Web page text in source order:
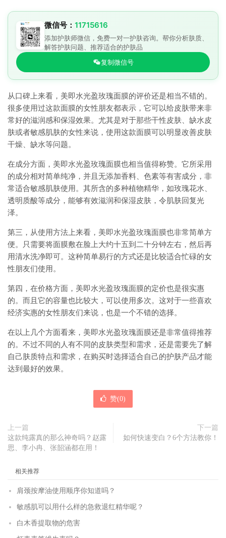
微信号： 11715616
添加护肤师微信，免费一对一护肤咨询。帮你分析肤质、
解答护肤问题、推荐适合的护肤品
复制微信号
从口碑上来看，美即水光盈玫瑰面膜的评价还是相当不错的。
很多使用过这款面膜的女性朋友都表示，它可以给皮肤带来非
常好的滋润感和保湿效果。尤其是对于那些干性皮肤、缺水皮
肤或者敏感肌肤的女性来说，使用这款面膜可以明显改善皮肤
干燥、缺水等问题。
在成分方面，美即水光盈玫瑰面膜也相当值得称赞。它所采用
的成分相对简单纯净，并且无添加香料、色素等有害成分，非
常适合敏感肌肤使用。其所含的多种植物精华，如玫瑰花水、
透明质酸等成分，能够有效滋润和保湿皮肤，令肌肤回复光
泽。
第三，从使用方法上来看，美即水光盈玫瑰面膜也非常简单方
便。只需要将面膜敷在脸上大约十五到二十分钟左右，然后再
用清水洗净即可。这种简单易行的方式还是比较适合忙碌的女
性朋友们使用。
第四，在价格方面，美即水光盈玫瑰面膜的定价也是很实惠
的。而且它的容量也比较大，可以使用多次。这对于一些喜欢
经济实惠的女性朋友们来说，也是一个不错的选择。
在以上几个方面看来，美即水光盈玫瑰面膜还是非常值得推荐
的。不过不同的人有不同的皮肤类型和需求，还是需要先了解
自己肤质特点和需求，在购买时选择适合自己的护肤产品才能
达到最好的效果。
赞(0)
上一篇
这款纯露真的那么神奇吗？赵露
思、李小冉、张韶涵都在用！
下一篇
如何快速变白？6个方法教你！
相关推荐
肩颈按摩油使用顺序你知道吗？
敏感肌可以用什么样的急救退红精华呢？
白木香提取物的危害